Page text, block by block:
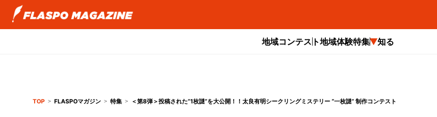
地域コンテスト地域体験特集 知る
TOP FLASPOマガジン 特集 ＜第8弾＞投稿された”1枚謎”を大公開！！太良有明シークリングミステリー “一枚謎” 制作コンテスト